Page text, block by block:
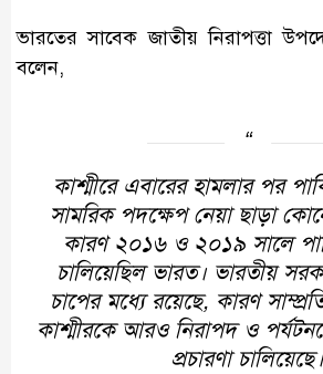
ভারতের সাবেক জাতীয় নিরাপত্তা
বলেন,
কাশ্মীরে এবারের হামলার পর
সামরিক পদক্ষেপ নেয়া ছাড়া
কারণ ২০১৬ ও ২০১৯ সালে
চালিয়েছিল ভারত। ভারতীয়
চাপের মধ্যে রয়েছে, কারণ
কাশ্মীরকে আরও নিরাপদ ও
প্রচারণা চালিয়েছে।